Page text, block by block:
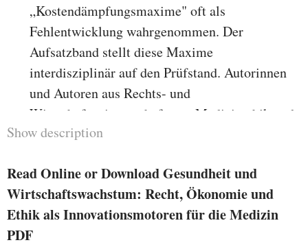
„Kostendämpfungsmaxime" oft als
Fehlentwicklung wahrgenommen. Der
Aufsatzband stellt diese Maxime
interdisziplinär auf den Prüfstand. Autorinnen
und Autoren aus Rechts- und
Wirtschaftswissenschaft, aus Medizinethik und
medizinischer und juristischer Praxis erörtern,
Vermeidung von Innovationshemmnissen
fordern. Volkswirtschaftlichen
Wachstumseffekten eines
innovationsfreundlichen Gesundheitssystems
Show description
Read Online or Download Gesundheit und
Wirtschaftswachstum: Recht, Ökonomie und
Ethik als Innovationsmotoren für die Medizin
PDF